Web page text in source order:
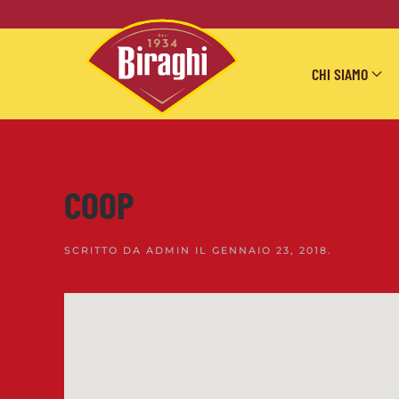
Skip to main content
CHI SIAMO
COOP
SCRITTO DA ADMIN IL GENNAIO 23, 2018.